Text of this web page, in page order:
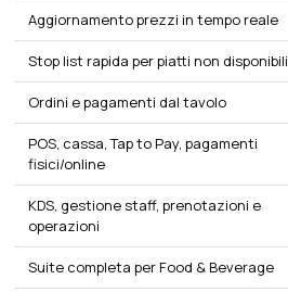
Aggiornamento prezzi in tempo reale
Stop list rapida per piatti non disponibili
Ordini e pagamenti dal tavolo
POS, cassa, Tap to Pay, pagamenti
fisici/online
KDS, gestione staff, prenotazioni e
operazioni
Suite completa per Food & Beverage